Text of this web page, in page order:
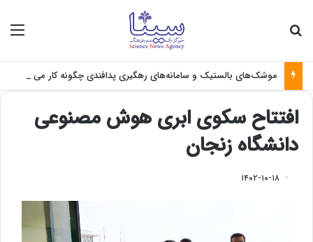
موشک‌های بالستیک و سامانه‌های رهگیری پدافندی چگونه کار می کنند؟
افتتاح سکوی ابری هوش مصنوعی
دانشگاه زنجان
۱۴۰۲-۱۰-۱۸